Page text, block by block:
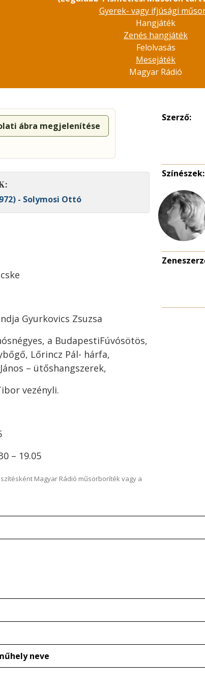
Gyerek- vagy ifjúsági
Hangjáték
Zenés hangjáték
Felolvasás
Mesejáték
Magyar Rádió
ábra megjelenítése
- Solymosi Ottó
Gyurkovics Zsuzsa
a BudapestiFúvósötös,
Lőrincz Pál- hárfa,
– ütőshangszerek,
vezényli.
– 19.05
Magyar Rádió műsorboríték vagy a
Szerző:
Színészek:
neve